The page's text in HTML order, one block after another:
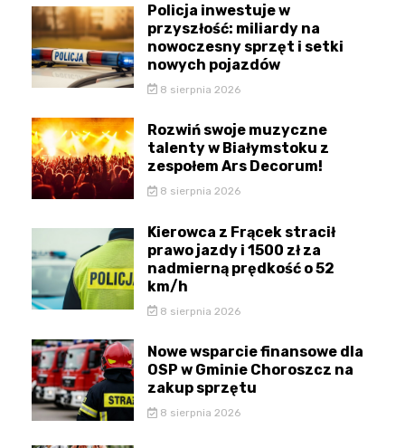
Policja inwestuje w
przyszłość: miliardy na
nowoczesny sprzęt i setki
nowych pojazdów
8 sierpnia 2026
Rozwiń swoje muzyczne
talenty w Białymstoku z
zespołem Ars Decorum!
8 sierpnia 2026
Kierowca z Frącek stracił
prawo jazdy i 1500 zł za
nadmierną prędkość o 52
km/h
8 sierpnia 2026
Nowe wsparcie finansowe dla
OSP w Gminie Choroszcz na
zakup sprzętu
8 sierpnia 2026